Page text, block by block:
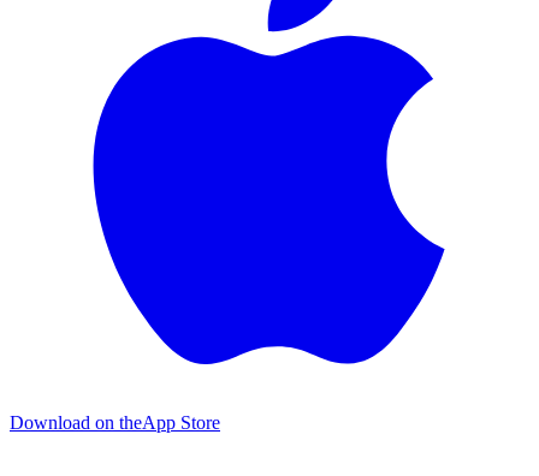
Download on theApp Store